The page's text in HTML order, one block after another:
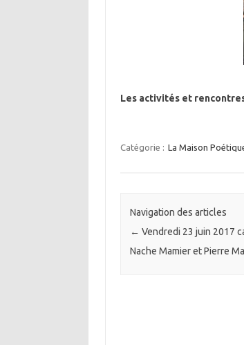
Les activités et
Catégorie : La Maison
Navigation des articles
← Vendredi 23 juin 2017
Nache Mamier et Pierre